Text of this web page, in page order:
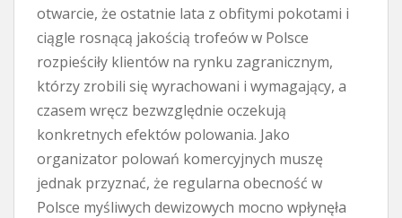
otwarcie, że ostatnie lata z obfitymi pokotami i
ciągle rosnącą jakością trofeów w Polsce
rozpieściły klientów na rynku zagranicznym,
którzy zrobili się wyrachowani i wymagający, a
czasem wręcz bezwzględnie oczekują
konkretnych efektów polowania. Jako
organizator polowań komercyjnych muszę
jednak przyznać, że regularna obecność w
Polsce myśliwych dewizowych mocno wpłynęła